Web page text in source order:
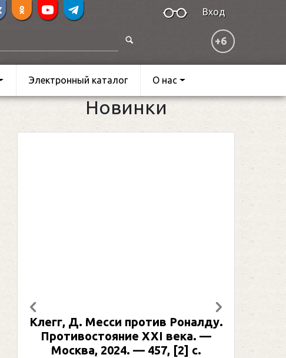
Вход
+6
Электронный каталог О нас
Новинки
Клегг, Д. Месси против Роналду.
Противостояние XXI века. —
Москва, 2024. — 457, [2] с.
Предыдущий Следующий